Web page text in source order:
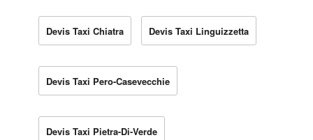
Devis Taxi Chiatra Devis Taxi Linguizzetta
Devis Taxi Pero-Casevecchie
Devis Taxi Pietra-Di-Verde